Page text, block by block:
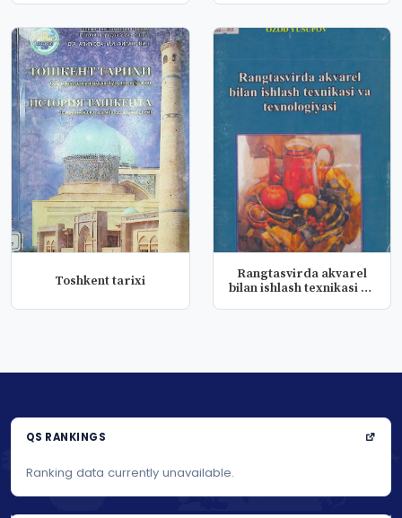
Toshkent tarixi
Rangtasvirda akvarel
bilan ishlash texnikasi va
QS RANKINGS
Ranking data currently unavailable.